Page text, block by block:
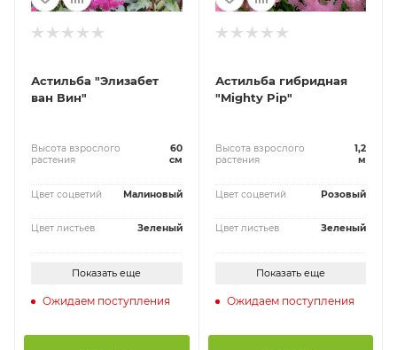
Астильба "Элизабет
ван Вин"
Высота взрослого
растения
60
см
Цвет соцветий Малиновый
Цвет листьев Зеленый
Показать еще
Ожидаем поступления
Астильба гибридная
"Mighty Pip"
Высота взрослого
растения
1,2
м
Цвет соцветий Розовый
Цвет листьев Зеленый
Показать еще
Ожидаем поступления